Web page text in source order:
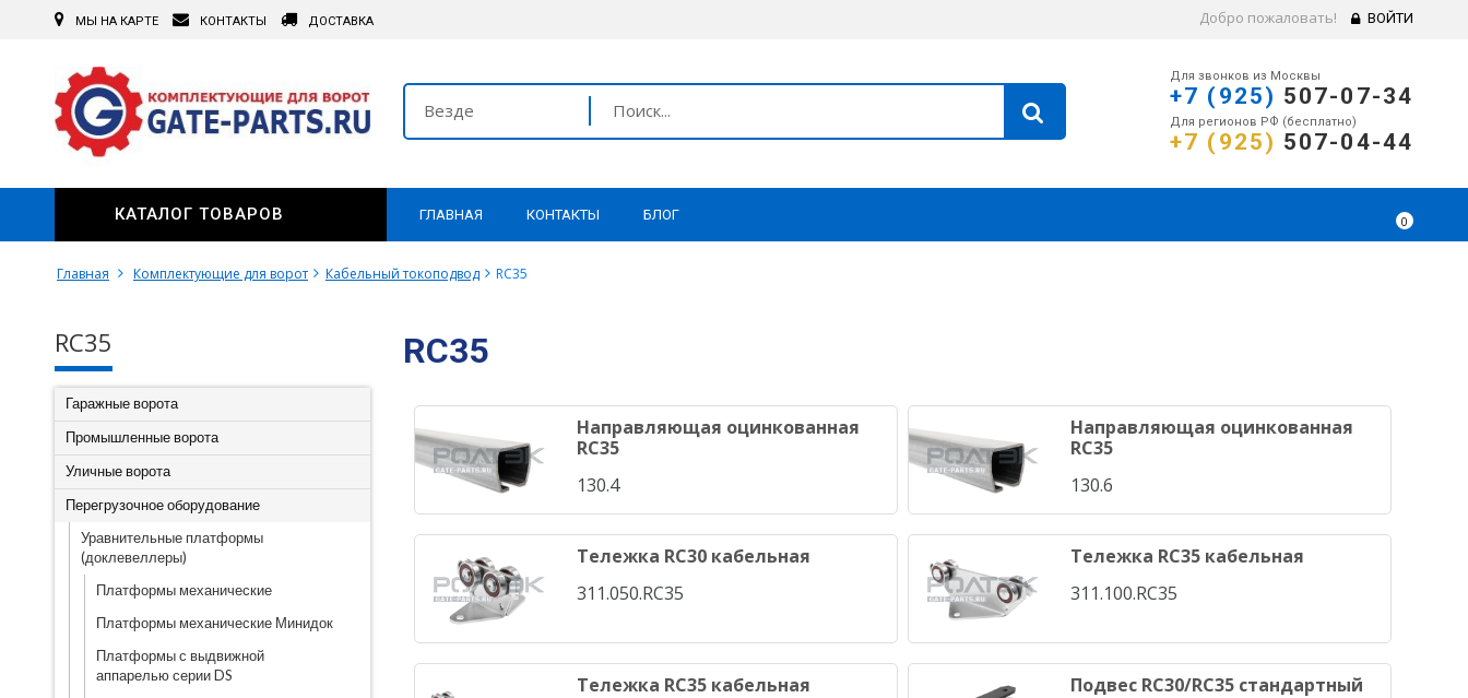
Добро пожаловать! ВОЙТИ
МЫ НА КАРТЕ КОНТАКТЫ ДОСТАВКА
Везде
Для звонков из Москвы
+7 (925) 507-07-34
Для регионов РФ (бесплатно)
+7 (925) 507-04-44
0
ГЛАВНАЯ КОНТАКТЫ БЛОГ
КАТАЛОГ ТОВАРОВ
Главная Комплектующие для ворот Кабельный токоподвод RC35
RC35
Гаражные ворота
Промышленные ворота
Уличные ворота
Перегрузочное оборудование
Уравнительные платформы
(доклевеллеры)
Платформы механические
Платформы механические Минидок
Платформы с выдвижной
аппарелью серии DS
RC35
Направляющая оцинкованная
RC35
130.4
Направляющая оцинкованная
RC35
130.6
Тележка RC30 кабельная
311.050.RC35
Тележка RC35 кабельная
311.100.RC35
Тележка RC35 кабельная
Подвес RC30/RC35 стандартный